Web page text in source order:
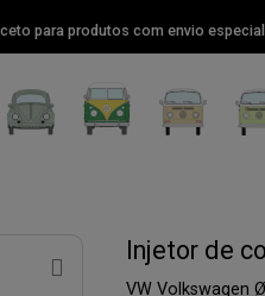
para produtos com envio
Injetor de
VW Volkswagen